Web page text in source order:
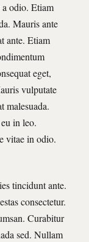
odio. Etiam
Mauris ante
ante. Etiam
eget,
vulputate
malesuada.
in leo.
vitae in odio.
tincidunt ante.
consectetur.
Curabitur
sed. Nullam